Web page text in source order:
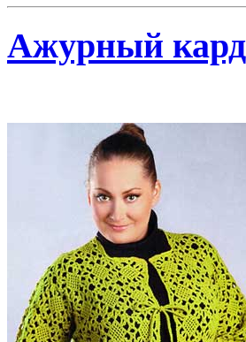
Ажурный